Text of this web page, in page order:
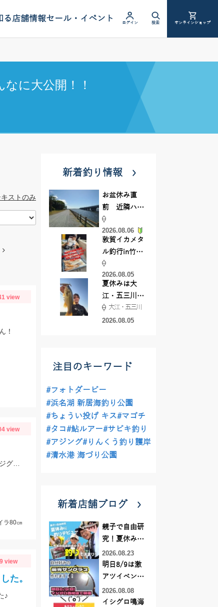
る店舗情報セール・イベント ログイン 検索 オンラインショップ
に大公開！！
キストのみ
view
！
view
ラ80㎝
view
た。
♪
新着釣り情報
お盆休み直
前 近隣ハゼ
釣り場調査し
てきました
2026.08.06
敦賀イカメタ
ル釣行in竹宝
丸様 釣り方で
釣果が激変！
竿頭を取った
パターンと
は？
2026.08.05
夏休みは大
江・五三川で
バスフィッシ
ング♪
大江・五三川
2026.08.05
注目のキーワード
#フォトダービー
#浜名湖 新居海釣り公園
#ちょうい投げ キス#マゴチ
#タコ#鮎ルアー#サビキ釣り
#アジング#りんくう釣り護岸
#清水港 海づり公園
新着店舗ブログ
親子で自由研
究！夏休みに
釣りデビュー
2026.08.23
明日8/9は激
アツイベント
日！！！～オ
ーダー偏光グ
2026.08.08
イシグロ鳴海